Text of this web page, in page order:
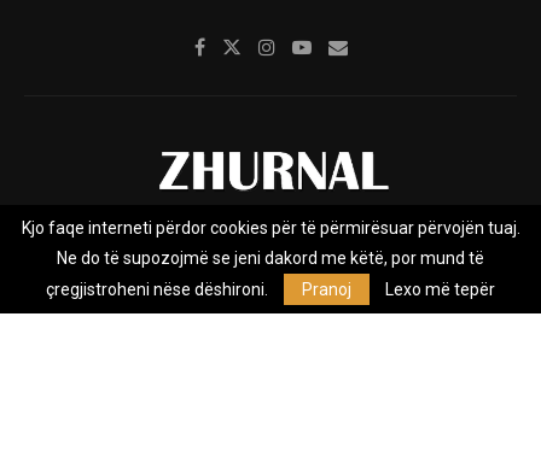
Rreth nesh Impresumi Marketing
Kontakt
Privacy Policy
Zhurnal.mk është Agjenci e Lajmeve e pavarur, e themeluar në vitin
Kjo faqe interneti përdor cookies për të përmirësuar përvojën tuaj.
Ne do të supozojmë se jeni dakord me këtë, por mund të
çregjistroheni nëse dëshironi.
Pranoj Lexo më tepër